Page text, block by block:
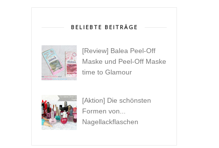
BELIEBTE BEITRÄGE
[Review] Balea Peel-Off
Maske und Peel-Off Maske
time to Glamour
[Aktion] Die schönsten
Formen von...
Nagellackflaschen